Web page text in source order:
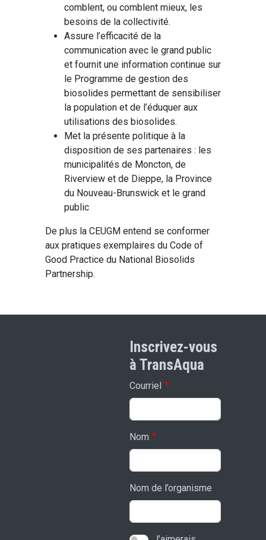
comblent, ou comblent mieux, les
besoins de la collectivité.
Assure l’efficacité de la
communication avec le grand public
et fournit une information continue sur
le Programme de gestion des
biosolides permettant de sensibiliser
la population et de l’éduquer aux
utilisations des biosolides.
Met la présente politique à la
disposition de ses partenaires : les
municipalités de Moncton, de
Riverview et de Dieppe, la Province
du Nouveau-Brunswick et le grand
public
De plus la CEUGM entend se conformer
aux pratiques exemplaires du Code of
Good Practice du National Biosolids
Partnership.
Inscrivez-vous
à TransAqua
Courriel
Nom
Nom de l’organisme